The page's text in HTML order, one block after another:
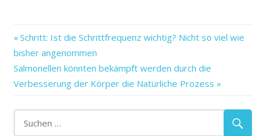
auf
bis
das
die
ebnen
Beitragsnavigation
Vorheriger
Beitrag:
Schritt: Ist die Schrittfrequenz wichtig? Nicht so viel wie
bisher angenommen
Nächster
Beitrag:
Salmonellen könnten bekämpft werden durch die
Verbesserung der Körper die Natürliche Prozess